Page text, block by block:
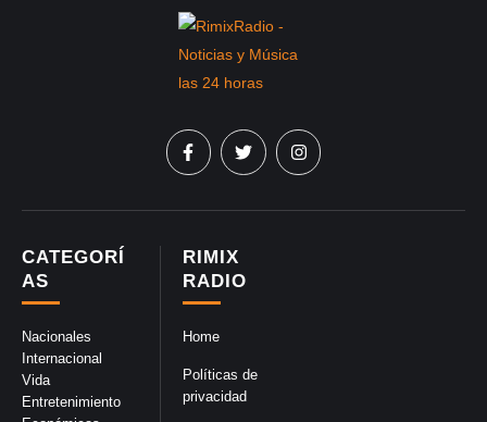
RIMIX
RADIO
Home
Políticas de
privacidad
CATEGORÍ
AS
Nacionales
Internacional
Vida
Entretenimiento